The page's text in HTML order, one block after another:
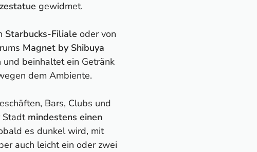
gewidmet.
Starbucks-Filiale oder von
Magnet by Shibuya
beinhaltet ein Getränk
dem Ambiente.
Bars, Clubs und
Stadt mindestens einen
es dunkel wird, mit
auch leicht ein oder zwei